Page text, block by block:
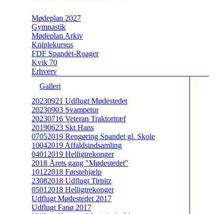
Mødeplan 2027
Gymnastik
Mødeplan Arkiv
Kniplekursus
FDF Spandet-Roager
Kvik 70
Erhverv
Galleri
20230921 Udflugt Mødestedet
20230903 Svampetur
20230716 Veteran Traktortræf
20190623 Skt Hans
07052019 Rengøring Spandet gl. Skole
10042019 Affaldsindsamling
04012019 Helligtrekonger
2018 Årets gang "Mødestedet"
10122018 Førstehjælp
23082018 Udflugt Tirpitz
05012018 Helligtrekonger
Udflugt Mødestedet 2017
Udflugt Fanø 2017